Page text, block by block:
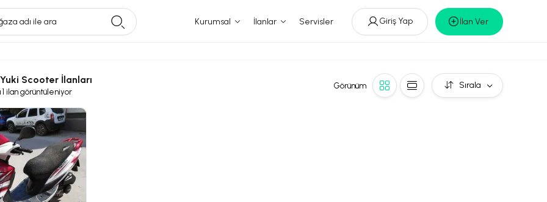
adı ile ara Kurumsal İlanlar Servisler Giriş Yap İlan Ver
Scooter İlanları
1 ilan görüntüleniyor
Görünüm Sırala